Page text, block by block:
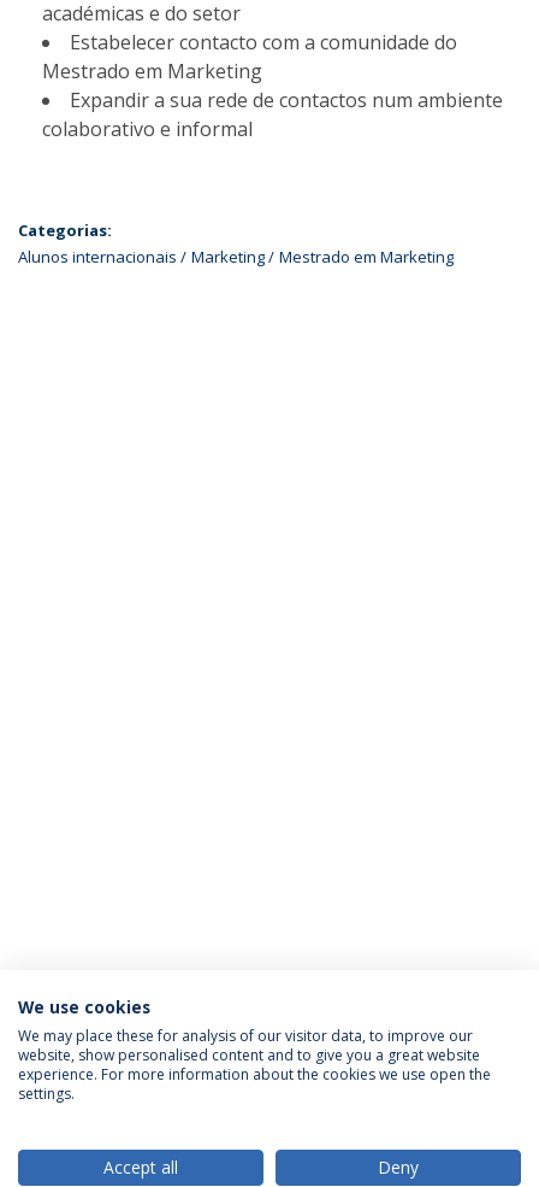
académicas e do setor
Estabelecer contacto com a comunidade do
Mestrado em Marketing
Expandir a sua rede de contactos num ambiente
colaborativo e informal
Categorias:
Alunos internacionais
Marketing Mestrado em Marketing
ACREDITAÇÕES
We use cookies
We may place these for analysis of our visitor data, to improve our
website, show personalised content and to give you a great website
experience. For more information about the cookies we use open the
settings.
Accept all
Deny